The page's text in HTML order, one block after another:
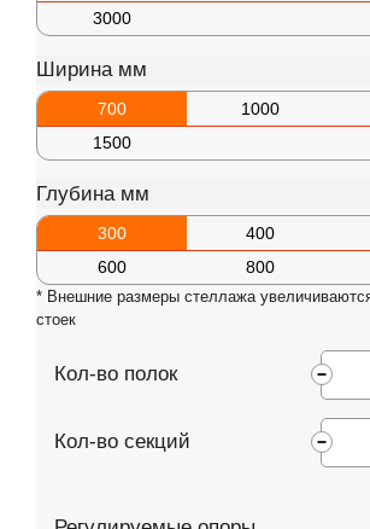
3000
Ширина мм
700 1000
1500
Глубина мм
300 400
600
800
* Внешние размеры стеллажа
стоек
Кол-во полок
Кол-во секций
Комплектующие для шкафов